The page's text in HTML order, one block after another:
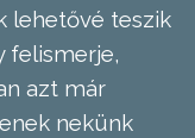
lehetővé teszik
felismerje,
azt már
nekünk